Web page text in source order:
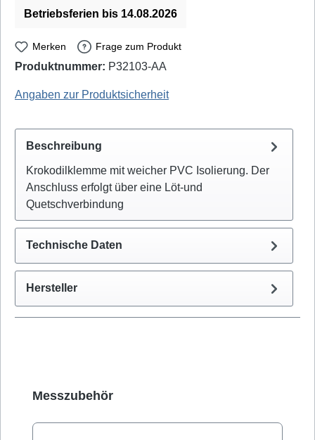
Betriebsferien bis 14.08.2026
Merken Frage zum Produkt
Produktnummer: P32103-AA
Angaben zur Produktsicherheit
Beschreibung
Krokodilklemme mit weicher PVC Isolierung. Der
Anschluss erfolgt über eine Löt-und
Quetschverbindung
Technische Daten
Hersteller
Produktgalerie überspringen
Messzubehör